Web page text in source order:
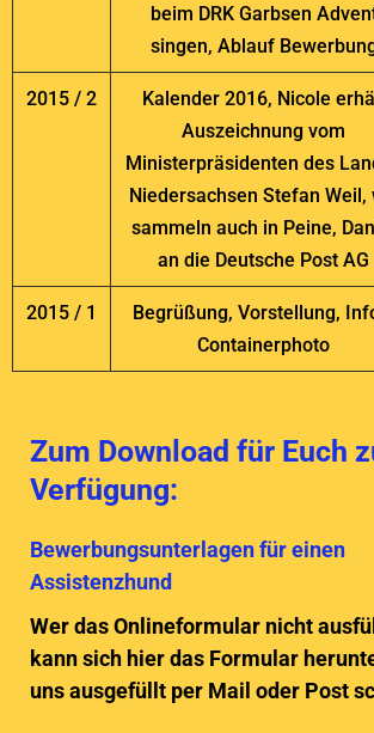
beim DRK Garbsen
singen, Ablauf
2015 / 2
Kalender 2016, Nicole
Auszeichnung vom
Ministerpräsidenten des
Niedersachsen Stefan Weil,
sammeln auch in Peine,
an die Deutsche Post AG
2015 / 1
Begrüßung, Vorstellung,
Containerphoto
Zum Download für Euch
Verfügung:
Bewerbungsunterlagen für einen
Assistenzhund
Wer das Onlineformular nicht
kann sich hier das Formular
uns ausgefüllt per Mail oder Post